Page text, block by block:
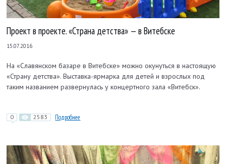
Проект в проекте. «Страна детства» — в Витебске
15.07.2016
На «Славянском базаре в Витебске» можно окунуться в настоящую
«Страну детства». Выставка-ярмарка для детей и взрослых под
таким названием развернулась у концертного зала «Витебск».
0 2583 Подробнее